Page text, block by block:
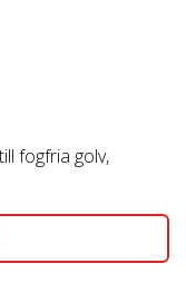
fogfria golv,